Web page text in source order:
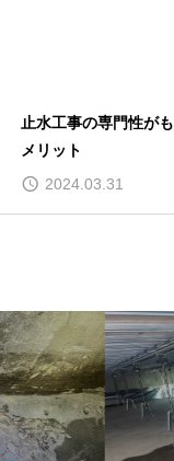
止水工事の専門性が
メリット
2024.03.31